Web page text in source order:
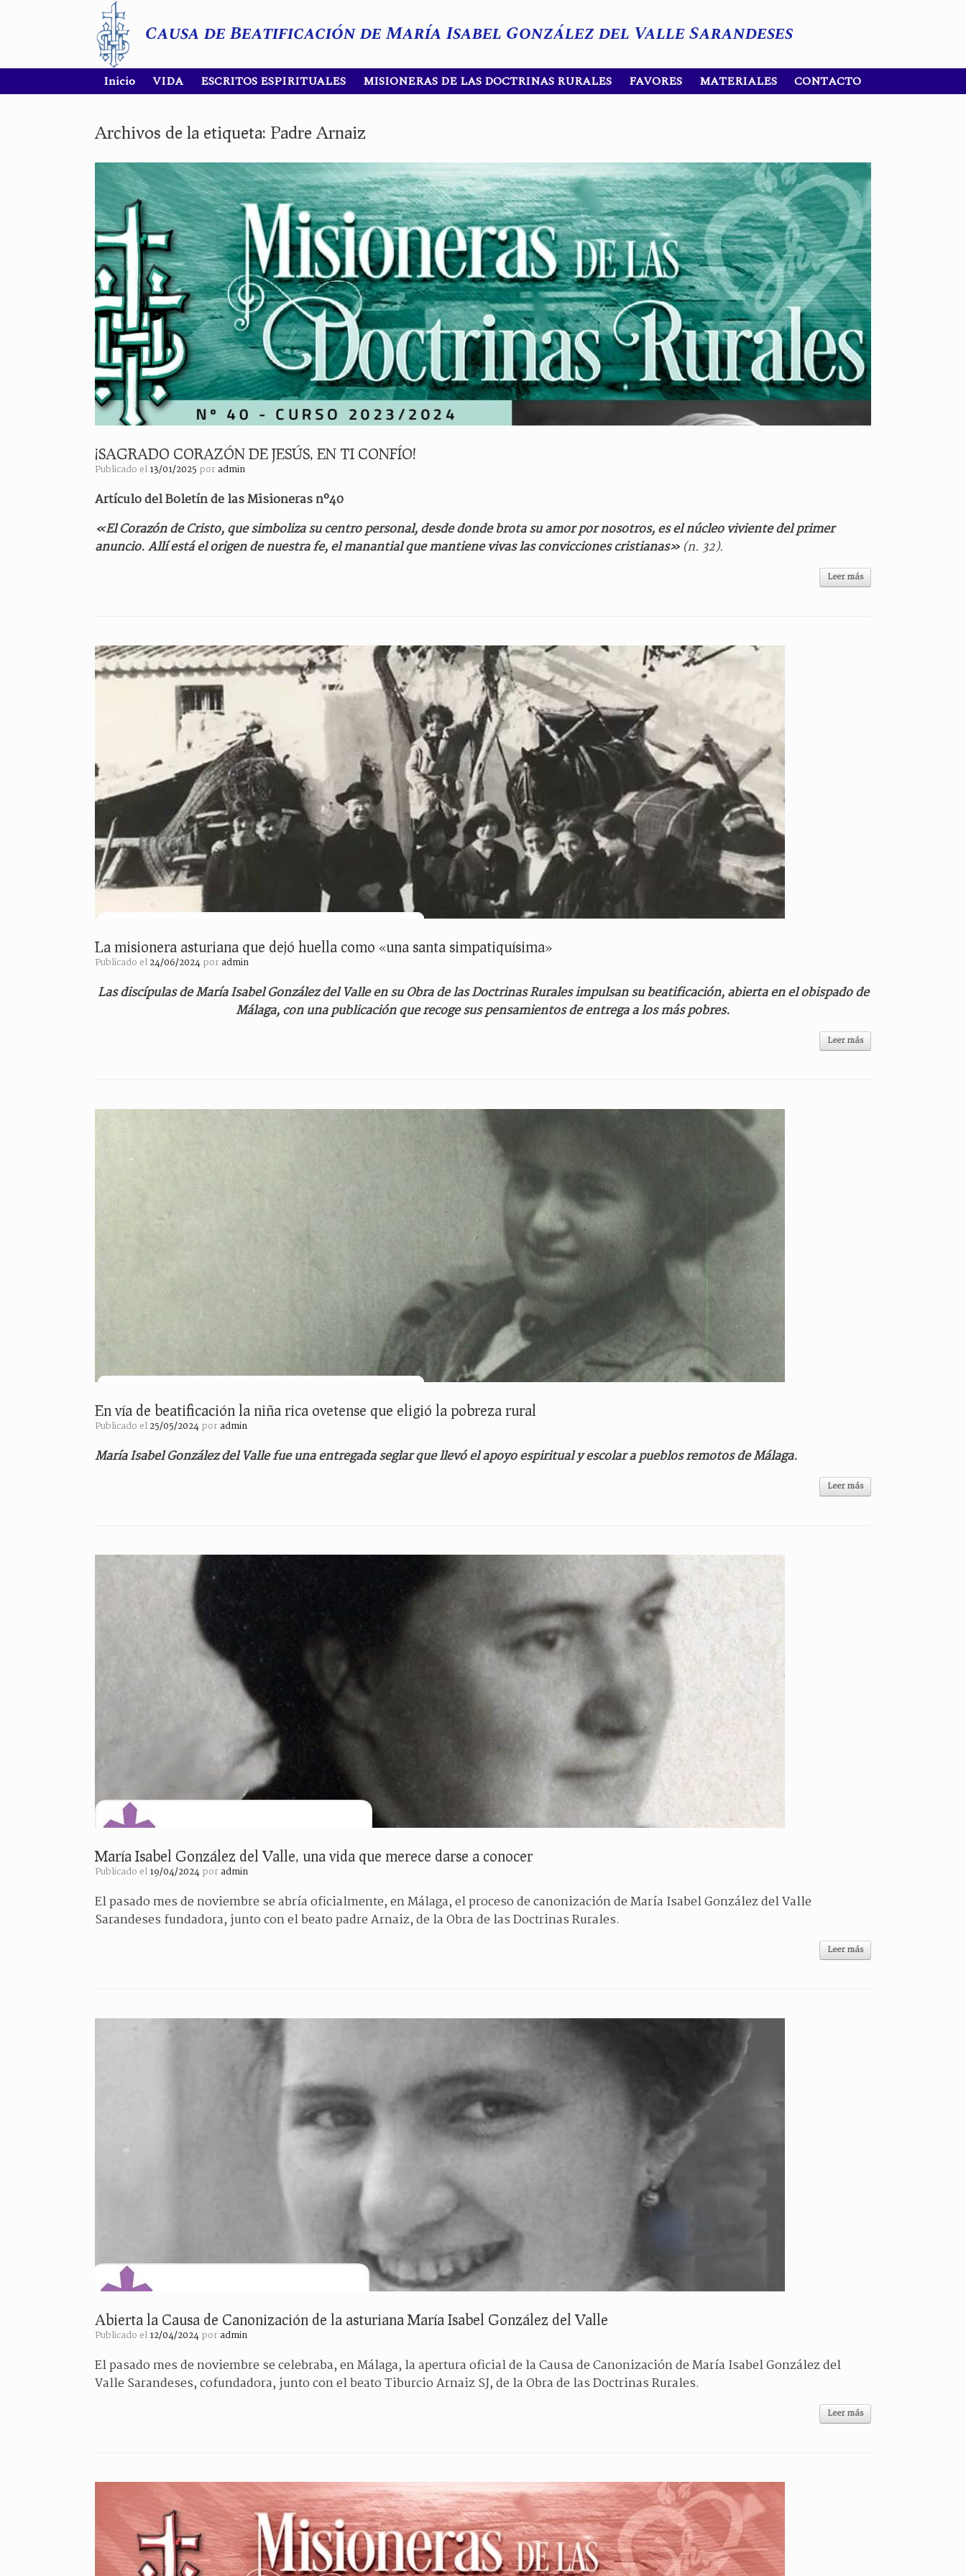
Causa de Beatificación de María Isabel González del Valle Sarandeses
Inicio VIDA ESCRITOS ESPIRITUALES MISIONERAS DE LAS DOCTRINAS RURALES FAVORES MATERIALES CONTACTO
Archivos de la etiqueta: Padre Arnaiz
¡SAGRADO CORAZÓN DE JESÚS, EN TI CONFÍO!
Publicado el13/01/2025 poradmin
Artículo del Boletín de las Misioneras nº40
«El Corazón de Cristo, que simboliza su centro personal, desde donde brota su amor por nosotros, es el núcleo viviente del primer
anuncio. Allí está el origen de nuestra fe, el manantial que mantiene vivas las convicciones cristianas» (n. 32).
Leer más
La misionera asturiana que dejó huella como «una santa simpatiquísima»
Publicado el24/06/2024poradmin
Las discípulas de María Isabel González del Valle en su Obra de las Doctrinas Rurales impulsan su beatificación, abierta en el obispado de
Málaga, con una publicación que recoge sus pensamientos de entrega a los más pobres.
Leer más
En vía de beatificación la niña rica ovetense que eligió la pobreza rural
Publicado el25/05/2024poradmin
María Isabel González del Valle fue una entregada seglar que llevó el apoyo espiritual y escolar a pueblos remotos de Málaga.
Leer más
María Isabel González del Valle, una vida que merece darse a conocer
Publicado el19/04/2024poradmin
El pasado mes de noviembre se abría oficialmente, en Málaga, el proceso de canonización de María Isabel González del Valle
Sarandeses fundadora, junto con el beato padre Arnaiz, de la Obra de las Doctrinas Rurales.
Leer más
Abierta la Causa de Canonización de la asturiana María Isabel González del Valle
Publicado el12/04/2024poradmin
El pasado mes de noviembre se celebraba, en Málaga, la apertura oficial de la Causa de Canonización de María Isabel González del
Valle Sarandeses, cofundadora, junto con el beato Tiburcio Arnaiz SJ, de la Obra de las Doctrinas Rurales.
Leer más